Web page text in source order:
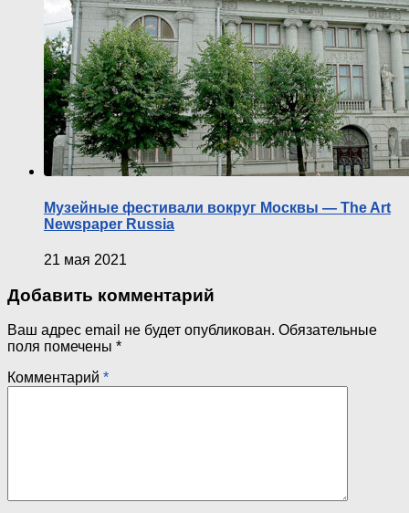
Музейные фестивали вокруг Москвы — The Art
Newspaper Russia
21 мая 2021
Добавить комментарий
Ваш адрес email не будет опубликован. Обязательные
поля помечены *
Комментарий *